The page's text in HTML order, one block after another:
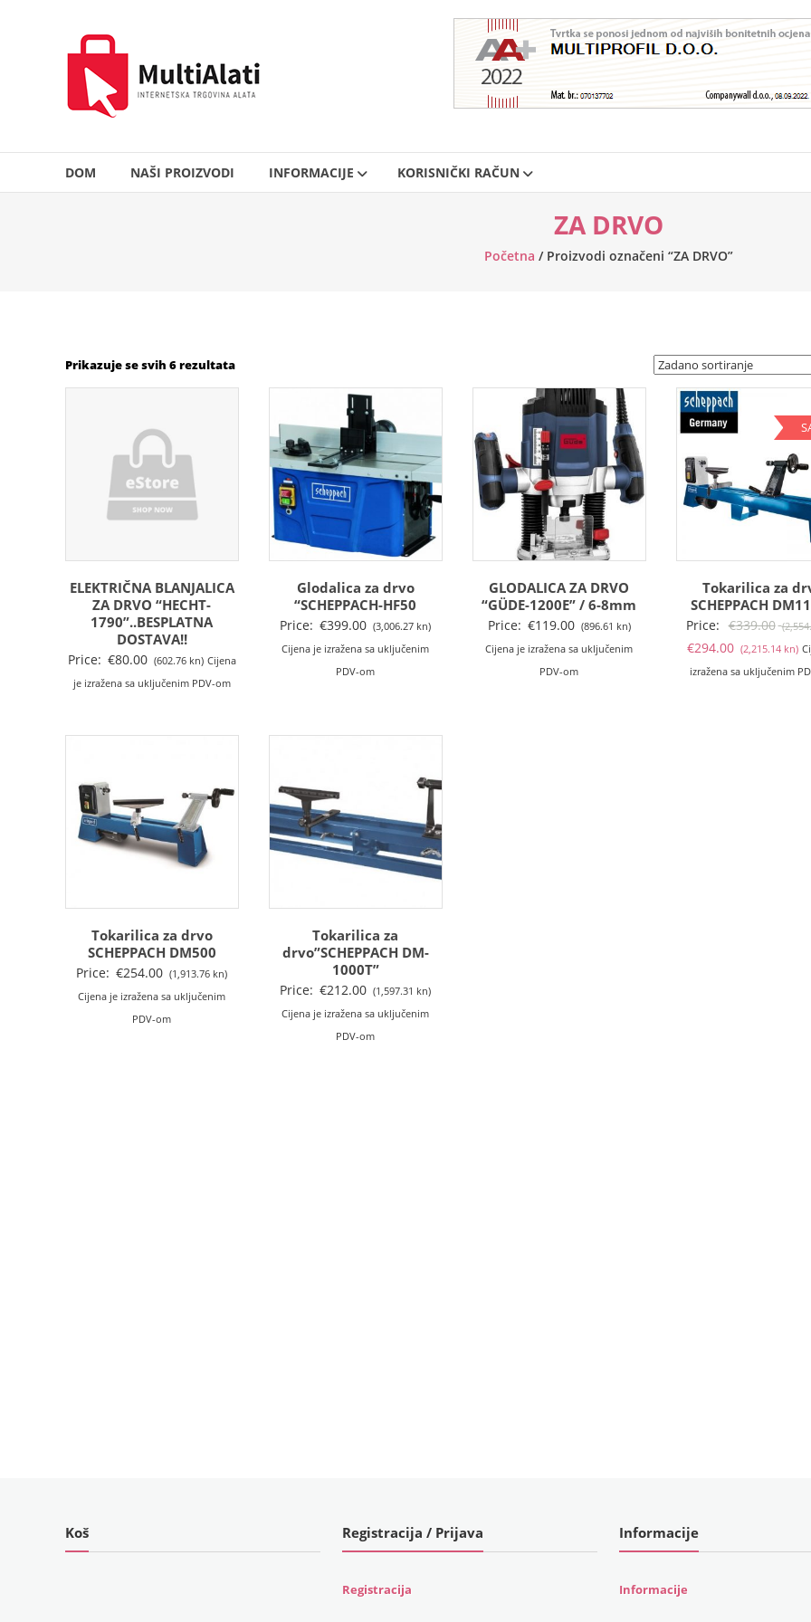
MultiAlati
Internetska
trgovina
alata
DOM NAŠI PROIZVODI INFORMACIJE KORISNIČKI RAČUN
ZA DRVO
Početna / Proizvodi označeni “ZA DRVO”
Prikazuje se svih 6 rezultata
ELEKTRIČNA BLANJALICA
ZA DRVO “HECHT-
1790”..BESPLATNA
DOSTAVA!!
Price: €80.00 (602.76 kn) Cijena
je izražena sa uključenim PDV-om
Glodalica za drvo
“SCHEPPACH-HF50
Price: €399.00 (3,006.27 kn)
Cijena je izražena sa uključenim
PDV-om
GLODALICA ZA DRVO
“GÜDE-1200E” / 6-8mm
Price: €119.00 (896.61 kn)
Cijena je izražena sa uključenim
PDV-om
Tokarilica za
SCHEPPACH
Price: €339.00
€294.00 (2,215.14 kn)
izražena sa uključenim
Tokarilica za drvo
SCHEPPACH DM500
Price: €254.00 (1,913.76 kn)
Cijena je izražena sa uključenim
PDV-om
Tokarilica za
drvo”SCHEPPACH DM-
1000T”
Price: €212.00 (1,597.31 kn)
Cijena je izražena sa uključenim
PDV-om
Koš Registracija / Prijava
Registracija
Informacije
Informacije